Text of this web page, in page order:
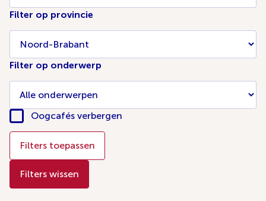
Filter op provincie
Filter op onderwerp
Oogcafés verbergen
Filters toepassen
Filters wissen